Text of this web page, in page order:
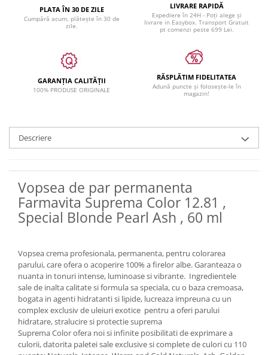
PLATA ÎN 30 DE ZILE
Cumpără acum, plătește în 30 de
zile.
LIVRARE RAPIDĂ
Expediere în 24H - Poți alege și
livrare in Easybox. Transport Gratuit
pt comenzi peste 699 Lei.
GARANȚIA CALITĂȚII
100% PRODUSE ORIGINALE
RĂSPLĂTIM FIDELITATEA
Adună puncte și folosește-le în
magazin!
Descriere
Vopsea de par permanenta
Farmavita Suprema Color 12.81 ,
Special Blonde Pearl Ash , 60 ml
Vopsea crema profesionala, permanenta, pentru colorarea
parului, care ofera o acoperire 100% a firelor albe. Garanteaza o
nuanta in tonuri intense, luminoase si vibrante. Ingredientele
sale de inalta calitate si formula sa speciala, cu o baza cremoasa,
bogata in agenti hidratanti si lipide, lucreaza impreuna cu un
complex exclusiv de uleiuri exotice pentru a oferi parului
hidratare, stralucire si protectie suprema
Suprema Color ofera noi si infinite posibilitati de exprimare a
culorii, datorita paletei sale exclusive si complete de culori cu 110